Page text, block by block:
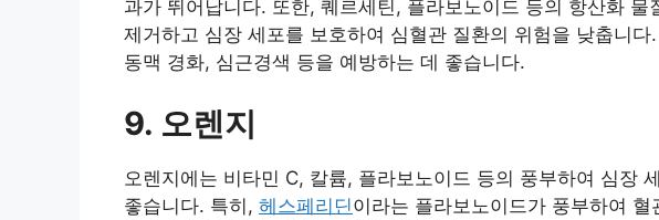
과가 뛰어납니다. 또한, 퀘르세틴, 플라보노이드 등의 항산화 물
제거하고 심장 세포를 보호하여 심혈관 질환의 위험을 낮춥니
동맥 경화, 심근경색 등을 예방하는 데 좋습니다.
9. 오렌지
오렌지에는 비타민 C, 칼륨, 플라보노이드 등의 풍부하여 심장
좋습니다. 특히, 헤스페리딘이라는 플라보노이드가 풍부하여